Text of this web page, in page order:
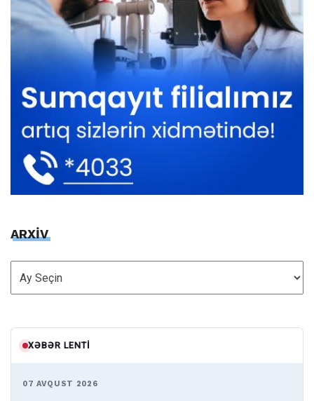
ARXİV
ARXİV
XƏBƏR LENTI
07 AVQUST 2026